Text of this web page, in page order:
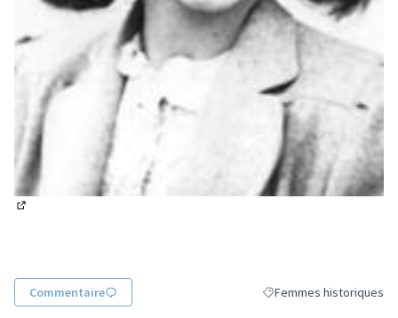
Commentaire Filtrer les résultats de la
Femmes historiques